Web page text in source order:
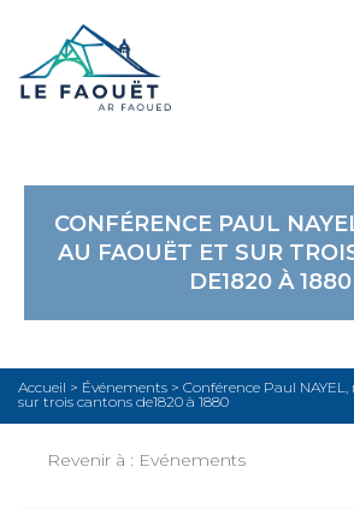
CONFÉRENCE PAUL
AU FAOUËT ET SUR
DE1820 À 1880
Accueil > Événements > Conférence Paul
sur trois cantons de1820 à 1880
Revenir à : Evénements